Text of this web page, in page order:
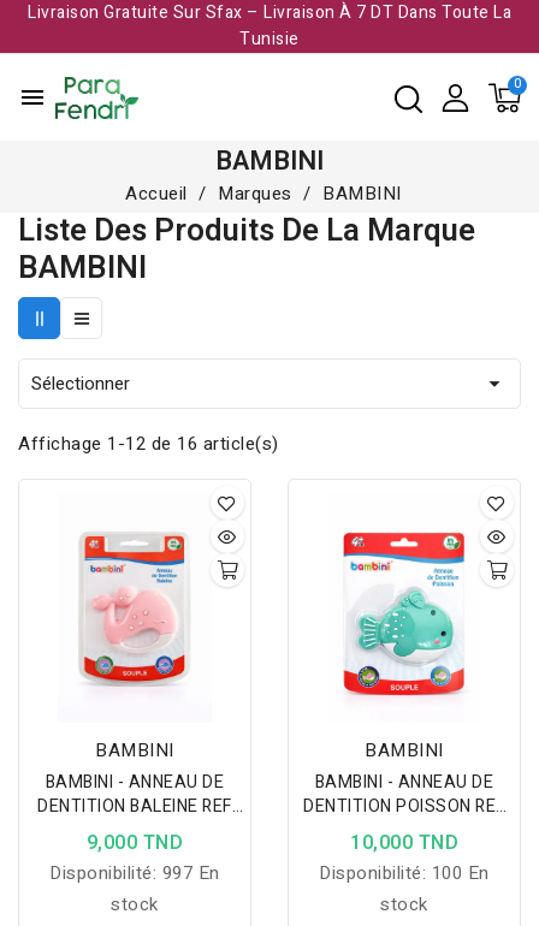
Livraison Gratuite Sur Sfax – Livraison À 7 DT Dans Toute La
Tunisie​
menu
BAMBINI
Accueil Marques BAMBINI
Liste Des Produits De La Marque
BAMBINI
Sélectionner 
Affichage 1-12 de 16 article(s)
BAMBINI
BAMBINI - ANNEAU DE
DENTITION BALEINE REF
484
9,000 TND
Disponibilité: 997 En
stock
BAMBINI
BAMBINI - ANNEAU DE
DENTITION POISSON REF
487
10,000 TND
Disponibilité: 100 En
stock